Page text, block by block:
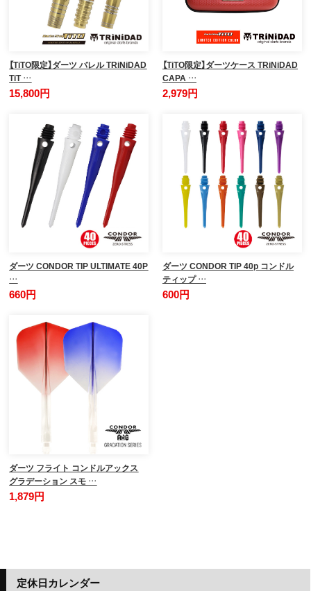
【TiTO限定】ダーツ バレル TRiNiDAD
TiT …
15,800円
【TiTO限定】ダーツケース TRiNiDAD
CAPA …
2,979円
ダーツ CONDOR TIP ULTIMATE 40P
…
660円
ダーツ CONDOR TIP 40p コンドル
ティップ …
600円
ダーツ フライト コンドルアックス
グラデーション スモ …
1,879円
定休日カレンダー